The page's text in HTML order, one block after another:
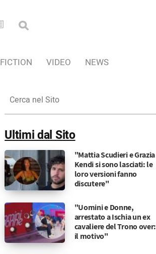
FICTION VIDEO NEWS
nel
Sito
Ultimi dal Sito
"Mattia Scudieri e Grazia
Kendi si sono lasciati: le
loro versioni fanno
discutere"
"Uomini e Donne,
arrestato a Ischia un ex
cavaliere del Trono over:
il motivo"